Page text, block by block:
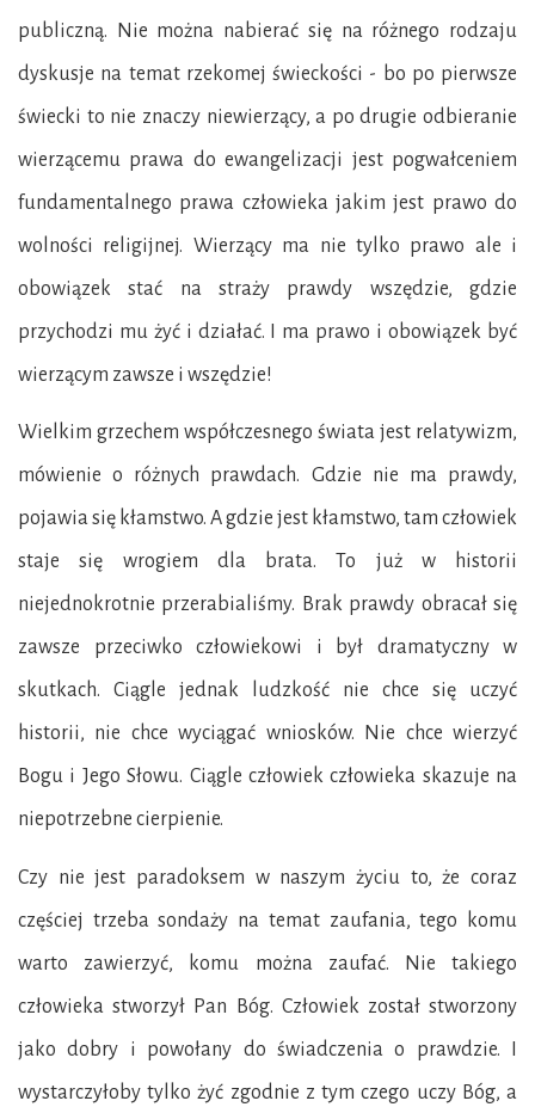
publiczną. Nie można nabierać się na różnego rodzaju
dyskusje na temat rzekomej świeckości - bo po pierwsze
świecki to nie znaczy niewierzący, a po drugie odbieranie
wierzącemu prawa do ewangelizacji jest pogwałceniem
fundamentalnego prawa człowieka jakim jest prawo do
wolności religijnej. Wierzący ma nie tylko prawo ale i
obowiązek stać na straży prawdy wszędzie, gdzie
przychodzi mu żyć i działać. I ma prawo i obowiązek być
wierzącym zawsze i wszędzie!
Wielkim grzechem współczesnego świata jest relatywizm,
mówienie o różnych prawdach. Gdzie nie ma prawdy,
pojawia się kłamstwo. A gdzie jest kłamstwo, tam człowiek
staje się wrogiem dla brata. To już w historii
niejednokrotnie przerabialiśmy. Brak prawdy obracał się
zawsze przeciwko człowiekowi i był dramatyczny w
skutkach. Ciągle jednak ludzkość nie chce się uczyć
historii, nie chce wyciągać wniosków. Nie chce wierzyć
Bogu i Jego Słowu. Ciągle człowiek człowieka skazuje na
niepotrzebne cierpienie.
Czy nie jest paradoksem w naszym życiu to, że coraz
częściej trzeba sondaży na temat zaufania, tego komu
warto zawierzyć, komu można zaufać. Nie takiego
człowieka stworzył Pan Bóg. Człowiek został stworzony
jako dobry i powołany do świadczenia o prawdzie. I
wystarczyłoby tylko żyć zgodnie z tym czego uczy Bóg, a